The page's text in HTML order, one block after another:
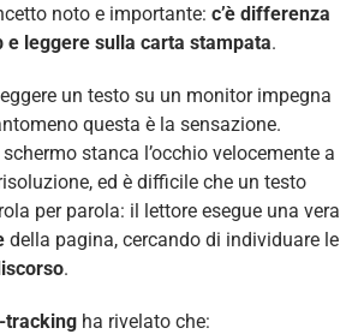
noto e importante: c’è differenza
e leggere sulla carta stampata.
un testo su un monitor impegna
questa è la sensazione.
stanca l’occhio velocemente a
ed è difficile che un testo
per parola: il lettore esegue una vera
della pagina, cercando di individuare le
.
tracking ha rivelato che: